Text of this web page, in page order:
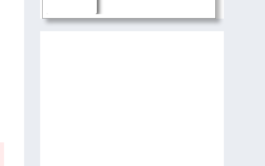
他パチンコ＆スロットに関連した記念日・